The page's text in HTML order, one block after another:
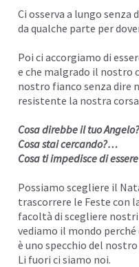
Ci osserva a lungo
da qualche parte per
Poi ci accorgiamo di
e che malgrado il nostro
nostro fianco senza dire
resistente la nostra
Cosa direbbe il tuo
Cosa stai cercando?…
Cosa ti impedisce di
Possiamo scegliere il
trascorrere le Feste con
facoltà di scegliere
vediamo il mondo
è uno specchio del
Li fuori ci siamo noi.